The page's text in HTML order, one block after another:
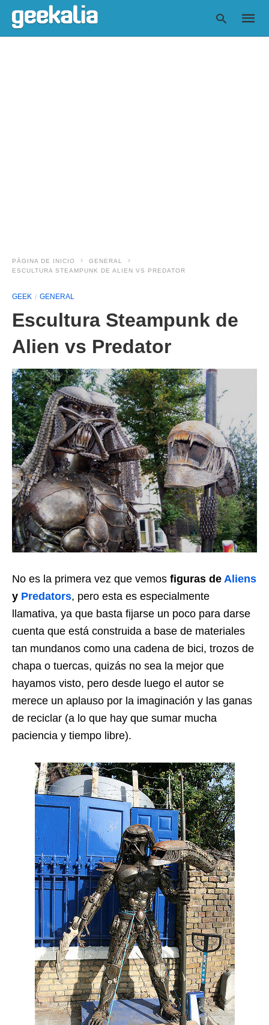
PÁGINA DE INICIO
GENERAL
ESCULTURA STEAMPUNK DE ALIEN VS PREDATOR
GEEK GENERAL
Escultura Steampunk de
Alien vs Predator
No es la primera vez que vemos figuras de Aliens
y Predators, pero esta es especialmente
llamativa, ya que basta fijarse un poco para darse
cuenta que está construida a base de materiales
tan mundanos como una cadena de bici, trozos de
chapa o tuercas, quizás no sea la mejor que
hayamos visto, pero desde luego el autor se
merece un aplauso por la imaginación y las ganas
de reciclar (a lo que hay que sumar mucha
paciencia y tiempo libre).